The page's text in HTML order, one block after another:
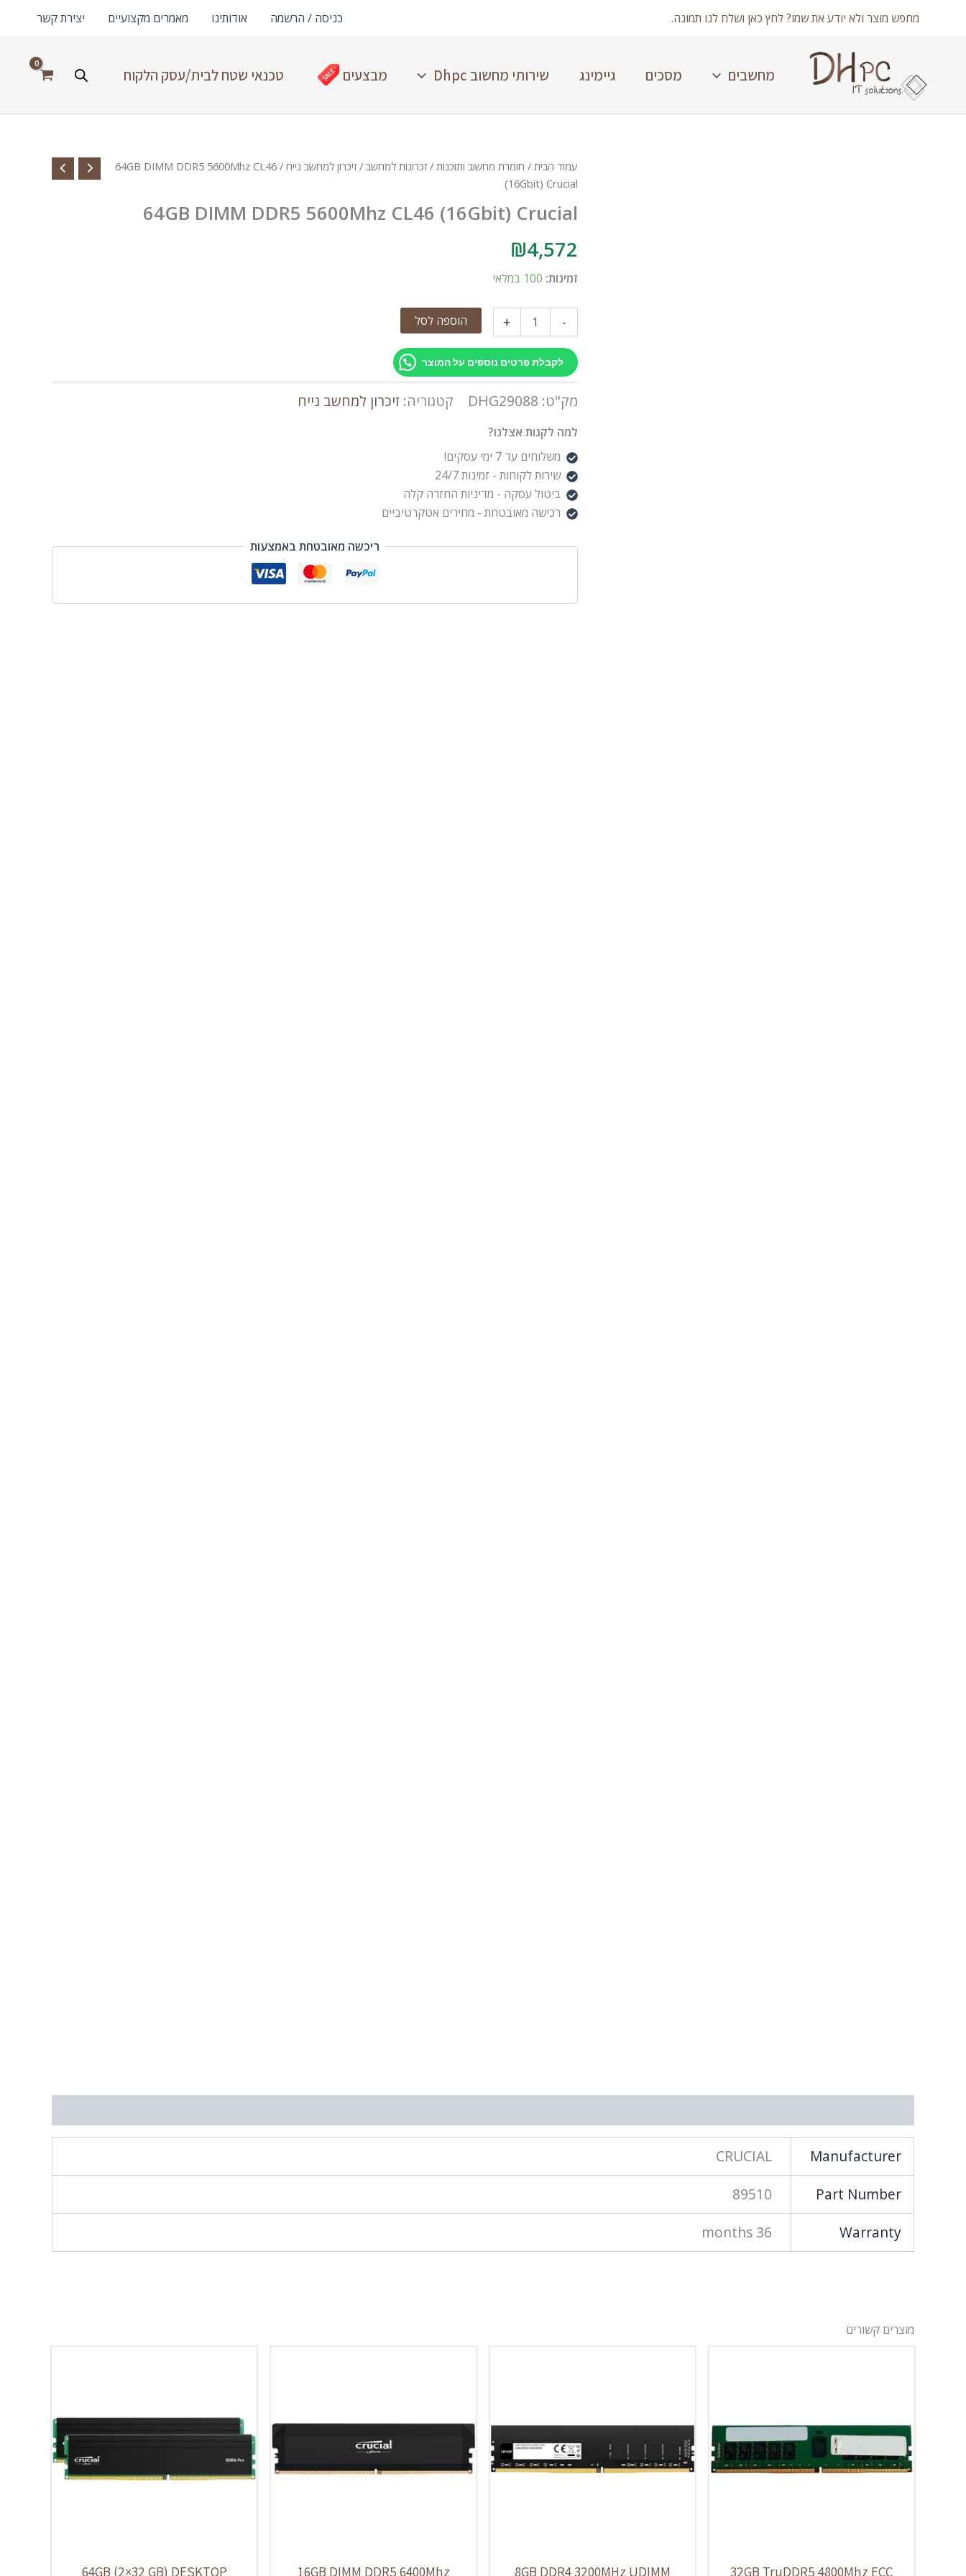
מחפש מוצר ולא יודע את שמו? לחץ כאן ושלח לנו תמונה. כניסה / הרשמה אודותינו מאמרים מקצועיים יצירת קשר
מחשבים מסכים גיימינג שירותי מחשוב Dhpc מבצעים טכנאי שטח לבית/עסק הלקוח
עמוד הבית / חומרת מחשוב ותוכנות / זכרונות למחשב / זיכרון למחשב נייח
/ 64GB DIMM DDR5 5600Mhz CL46
(16Gbit) Crucial
64GB DIMM DDR5 5600Mhz CL46 (16Gbit) Crucial
₪4,572
זמינות: 100 במלאי
-
+ הוספה לסל
לקבלת פרטים נוספים על המוצר
מק"ט: DHG29088 קטגוריה: זיכרון למחשב נייח
למה לקנות אצלנו?
משלוחים עד 7 ימי עסקים!
שירות לקוחות - זמינות 24/7
ביטול עסקה - מדיניות החזרה קלה
רכישה מאובטחת - מחירים אטקרטיביים
ריכשה מאובטחת באמצעות
Manufacturer
CRUCIAL
Part Number
89510
Warranty
36 months
מוצרים קשורים
32GB TruDDR5 4800Mhz ECC
8GB DDR4 3200MHz UDIMM
16GB DIMM DDR5 6400Mhz
64GB (2×32 GB) DESKTOP